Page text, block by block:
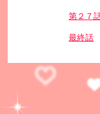
第２７
最終話